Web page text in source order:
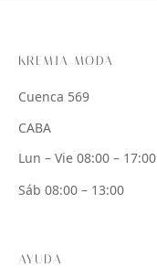
KREMIA MODA
Cuenca 569
CABA
Lun – Vie 08:00 – 17:00
Sáb 08:00 – 13:00
AYUDA